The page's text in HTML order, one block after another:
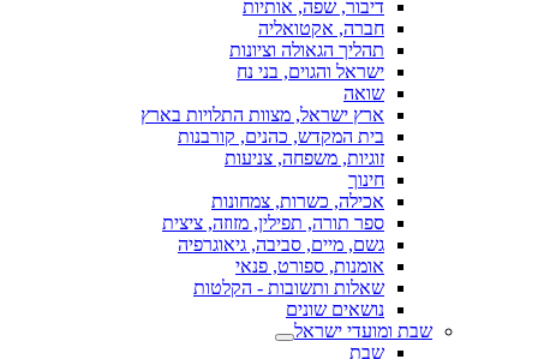
דיבור, שפה, אותיות
חברה, אקטואליה
תהליך הגאולה וציונות
ישראל והגוים, בני נח
שואה
ארץ ישראל, מצוות התלויות בארץ
בית המקדש, כהנים, קורבנות
זוגיות, משפחה, צניעות
חינוך
אכילה, כשרות, צמחונות
ספר תורה, תפילין, מזוזה, ציצית
גשם, מיים, סביבה, גיאוגרפיה
אומנות, ספורט, פנאי
שאלות ותשובות - הקלטות
נושאים שונים
שבת ומועדי ישראל
שבת